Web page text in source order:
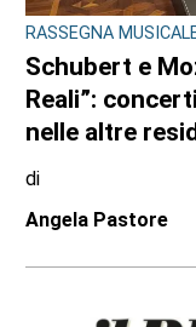
DOPPIO
Drammi
tempestività